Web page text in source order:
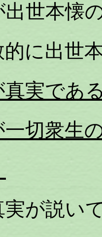
世本懐
的に出世
実であ
切衆生
が説い